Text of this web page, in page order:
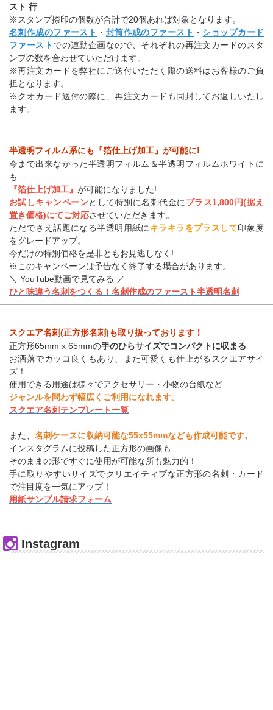
スト 行
※スタンプ捺印の個数が合計で20個あれば対象となります。
名刺作成のファースト ・ 封筒作成のファースト ・ ショップカード
ファーストでの連動企画なので、それぞれの再注文カードのスタ
ンプの数を合わせていただけます。
※再注文カードを弊社にご送付いただく際の送料はお客様のご負
担となります。
※クオカード送付の際に、再注文カードも同封してお返しいたし
ます。
半透明フィルム系にも『箔仕上げ加工』が可能に!
今まで出来なかった半透明フィルム＆半透明フィルムホワイトに
も
『箔仕上げ加工』 が可能になりました!
お試しキャンペーンとして特別に名刺代金に プラス1,800円(据え
置き価格)にてご対応させていただきます。
ただでさえ話題になる半透明用紙に キラキラをプラスして印象度
をグレードアップ。
今だけの特別価格を是非ともお見逃しなく!
※このキャンペーンは予告なく終了する場合があります。
＼ YouTube動画で見てみる ／
ひと味違う名刺をつくる！名刺作成のファースト半透明名刺
スクエア名刺(正方形名刺)も取り扱っております！
正方形65mm x 65mmの手のひらサイズでコンパクトに収まる
お洒落でカッコ良くもあり、また可愛くも仕上がるスクエアサイ
ズ！
使用できる用途は様々でアクセサリー・小物の台紙など
ジャンルを問わず幅広くご利用になれます。
スクエア名刺テンプレート一覧
また、 名刺ケースに収納可能な55x55mmなども作成可能です。
インスタグラムに投稿した正方形の画像も
そのままの形ですぐに使用が可能な所も魅力的！
手に取りやすいサイズでクリエイティブな正方形の名刺・カード
で注目度を一気にアップ！
用紙サンプル請求フォーム
Instagram